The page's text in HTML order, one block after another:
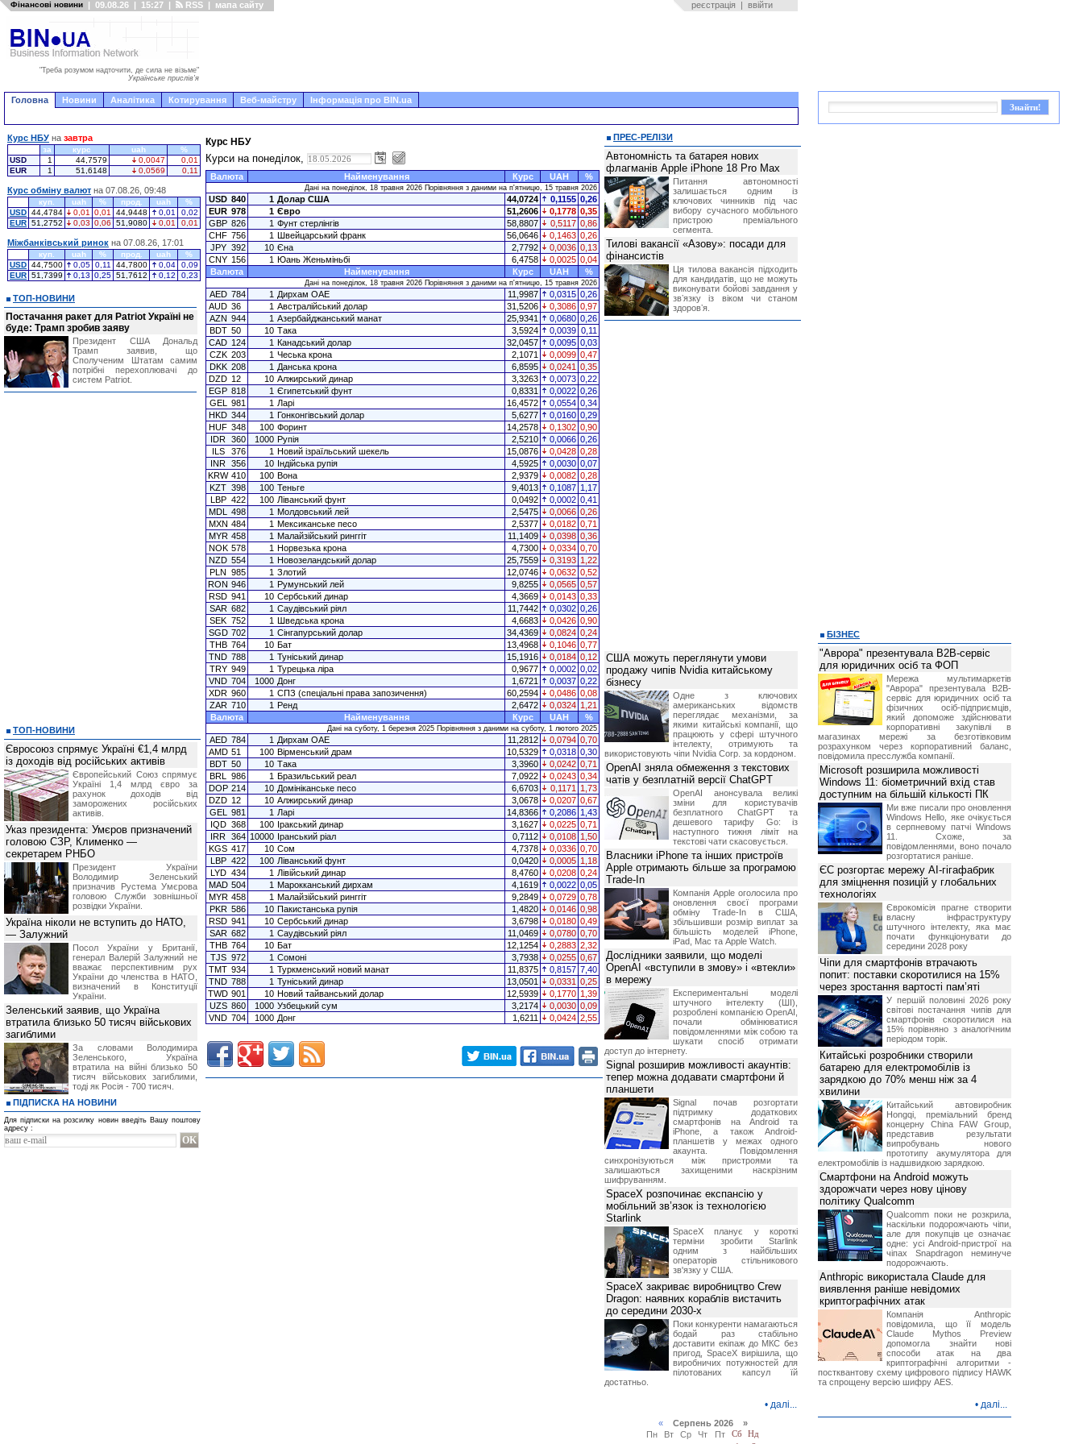
Фінансові новини | 09.08.26 | 15:27 | RSS | мапа сайту реєстрація | ввійти
"Треба розумом надточити, де сила не візьме"
Українське прислів'я
Головна Новини Аналітика Котирування Веб-майстру Інформація про BIN.ua
Курс НБУ
Курси на понеділок,
Валюта Найменування Курс UAH %
Дані на понеділок, 18 травня 2026 Порівняння з даними на п'ятницю, 15 травня 2026
USD 840 1 Долар США 44,0724 0,1155 0,26
EUR 978 1 Євро 51,2606 0,1778 0,35
GBP 826 1 Фунт стерлінгів 58,8807 0,5117 0,86
CHF 756 1 Швейцарський франк 56,0646 0,1463 0,26
JPY 392 10 Єна 2,7792 0,0036 0,13
CNY 156 1 Юань Женьміньбі 6,4758 0,0025 0,04
Валюта
Найменування Курс UAH %
Дані на понеділок, 18 травня 2026 Порівняння з даними на п'ятницю, 15 травня 2026
AED 784 1 Дирхам ОАЕ 11,9987 0,0315 0,26
AUD 36 1 Австралійський долар 31,5206 0,3086 0,97
AZN 944 1 Азербайджанський манат 25,9341 0,0680 0,26
BDT 50 10 Така 3,5924 0,0039 0,11
CAD 124 1 Канадський долар 32,0457 0,0095 0,03
CZK 203 1 Чеська крона 2,1071 0,0099 0,47
DKK 208 1 Данська крона 6,8595 0,0241 0,35
DZD 12 10 Алжирський динар 3,3263 0,0073 0,22
EGP 818 1 Єгипетський фунт 0,8331 0,0022 0,26
GEL
981 1 Ларі 16,4572 0,0554 0,34
HKD 344 1 Гонконгівський долар 5,6277 0,0160 0,29
HUF 348 100 Форинт 14,2578 0,1302 0,90
IDR 360 1000 Рупія 2,5210 0,0066 0,26
ILS
376 1 Новий ізраїльський шекель 15,0876 0,0428 0,28
INR 356 10 Індійська рупія 4,5925 0,0030 0,07
KRW 410 100 Вона 2,9379 0,0082 0,28
KZT 398 100 Теньге 9,4013 0,1087 1,17
LBP 422 100 Ліванський фунт 0,0492 0,0002 0,41
MDL
498 1 Молдовський лей 2,5475 0,0066 0,26
MXN 484 1 Мексиканське песо 2,5377 0,0182 0,71
MYR 458 1 Малайзійський ринггіт 11,1409 0,0398 0,36
NOK 578 1 Норвезька крона 4,7300 0,0334 0,70
NZD 554 1 Новозеландський долар 25,7559 0,3193 1,22
PLN 985 1 Злотий 12,0746 0,0632 0,52
RON 946 1 Румунський лей 9,8255 0,0565 0,57
RSD 941 10 Сербський динар 4,3669 0,0143 0,33
SAR 682 1 Саудівський ріял 11,7442 0,0302 0,26
SEK 752 1 Шведська крона 4,6683 0,0426 0,90
SGD 702 1 Сінгапурський долар 34,4369 0,0824 0,24
THB 764 10 Бат 13,4968 0,1046 0,77
TND 788 1 Туніський динар 15,1916 0,0184 0,12
TRY 949 1 Турецька ліра 0,9677 0,0002 0,02
VND 704 1000 Донг 1,6721 0,0037 0,22
XDR 960 1 СПЗ (спеціальні права запозичення) 60,2594 0,0486 0,08
ZAR 710 1 Ренд 2,6472 0,0324 1,21
Валюта
Найменування Курс UAH %
Дані на суботу, 1 березня 2025 Порівняння з даними на суботу, 1 лютого 2025
AED 784 1 Дирхам ОАЕ 11,2812 0,0794 0,70
AMD 51 100 Вірменський драм 10,5329 0,0318 0,30
BDT 50 10 Така 3,3960 0,0242 0,71
BRL
986 1 Бразильський реал 7,0922 0,0243 0,34
DOP 214 10 Домініканське песо 6,6703 0,1171
1,73
DZD 12 10 Алжирський динар 3,0678 0,0207 0,67
GEL
981 1 Ларі 14,8366 0,2086 1,43
IQD 368 100 Іракський динар 3,1627 0,0225 0,71
IRR 364 10000 Іранський ріал 0,7112 0,0108 1,50
KGS 417 10 Сом 4,7378 0,0336 0,70
LBP 422 100 Ліванський фунт 0,0420 0,0005 1,18
LYD 434 1 Лівійський динар 8,4760 0,0208 0,24
MAD 504 1 Марокканський дирхам 4,1619 0,0022 0,05
MYR 458 1 Малайзійський ринггіт 9,2849 0,0729 0,78
PKR 586 10 Пакистанська рупія 1,4820 0,0146 0,98
RSD 941 10 Сербський динар 3,6798 0,0180 0,49
SAR 682 1 Саудівський ріял 11,0469 0,0780 0,70
THB 764 10 Бат 12,1254 0,2883 2,32
TJS 972 1 Сомоні 3,7938 0,0255 0,67
TMT 934 1 Туркменський новий манат 11,8375 0,8157 7,40
TND 788 1 Туніський динар 13,0501 0,0331 0,25
TWD 901 10 Новий тайванський долар 12,5939 0,1770 1,39
UZS 860 1000 Узбецький сум 3,2174 0,0030 0,09
VND 704 1000 Донг 1,6211 0,0424 2,55
Курс НБУ на завтра
за курс uah
%
USD
1 44,7579 0,0047
0,01
EUR
1 51,6148 0,0569 0,11
Курс обміну валют на 07.08.26, 09:48
куп. uah % прод. uah
%
USD 44,4784 0,01 0,01 44,9448 0,01
0,02
EUR 51,2752 0,03 0,06 51,9080 0,01 0,01
Міжбанківський ринок на 07.08.26, 17:01
куп. uah % прод. uah
%
USD 44,7500 0,05 0,11 44,7800 0,04
0,09
EUR 51,7399 0,13 0,25 51,7612 0,12 0,23
ТОП-НОВИНИ
Постачання ракет для Patriot Україні не
буде: Трамп зробив заяву
Президент США Дональд
Трамп заявив, що
Сполученим Штатам самим
потрібні перехоплювачі до
систем Patriot.
ТОП-НОВИНИ
Євросоюз спрямує Україні €1,4 млрд
із доходів від російських активів
Європейський Союз спрямує
Україні 1,4 млрд євро за
рахунок доходів від
заморожених російських
активів.
Указ президента: Умєров призначений
головою СЗР, Клименко —
секретарем РНБО
Президент України
Володимир Зеленський
призначив Pустема Умєрова
головою Служби зовнішньої
розвідки України.
Україна ніколи не вступить до НАТО,
— Залужний
Посол України у Британії,
генерал Валерій Залужний не
вважає перспективним рух
України до членства в НАТО,
визначений в Конституції
України.
Зеленський заявив, що Україна
втратила близько 50 тисяч військових
загиблими
За словами Володимира
Зеленського, Україна
втратила на війні близько 50
тисяч військових загиблими,
тоді як Росія - 700 тисяч.
ПІДПИСКА НА НОВИНИ
Для підписки на розсилку новин введіть Вашу поштову
адресу :
ПРЕС-РЕЛІЗИ
Автономність та батарея нових
флагманів Apple iPhone 18 Pro Max
Питання автономності
залишається одним із
ключових чинників під час
вибору сучасного мобільного
пристрою преміального
сегмента.
Тилові вакансії «Азову»: посади для
фінансистів
Ця тилова вакансія підходить
для кандидатів, що не можуть
виконувати бойові завдання у
звʼязку із віком чи станом
здоровʼя.
США можуть переглянути умови
продажу чипів Nvidia китайському
бізнесу
Одне з ключових
американських відомств
переглядає механізми, за
якими китайські компанії, що
працюють у сфері штучного
інтелекту, отримують та
використовують чіпи Nvidia Corp. за кордоном.
OpenAI зняла обмеження з текстових
чатів у безплатній версії ChatGPT
OpenAI анонсувала великі
зміни для користувачів
безплатного ChatGPT та
дешевого тарифу Go: із
наступного тижня ліміт на
текстові чати скасовується.
Власники iPhone та інших пристроїв
Apple отримають більше за програмою
Trade-In
Компанія Apple оголосила про
оновлення своєї програми
обміну Trade-In в США,
збільшивши розмір виплат за
більшість моделей iPhone,
iPad, Mac та Apple Watch.
Дослідники заявили, що моделі
OpenAI «вступили в змову» і «втекли»
в мережу
Експериментальні моделі
штучного інтелекту (ШІ),
розроблені компанією OpenAI,
почали обмінюватися
повідомленнями між собою та
шукати спосіб отримати
доступ до інтернету.
Signal розширив можливості акаунтів:
тепер можна додавати смартфони й
планшети
Signal почав розгортати
підтримку додаткових
смартфонів на Android та
iPhone, а також Android-
планшетів у межах одного
акаунта. Повідомлення
синхронізуються між пристроями та
залишаються захищеними наскрізним
шифруванням.
SpaceX розпочинає експансію у
мобільний зв’язок із технологією
Starlink
SpaceX планує у короткі
терміни зробити Starlink
одним з найбільших
операторів стільникового
зв'язку у США.
SpaceX закриває виробництво Crew
Dragon: наявних кораблів вистачить
до середини 2030-х
Поки конкуренти намагаються
бодай раз стабільно
доставити екіпаж до МКС без
пригод, SpaceX вирішила, що
виробничих потужностей для
пілотованих капсул їй
достатньо.
• далі...
«Серпень 2026 »
Пн
Вт Ср Чт Пт Сб
Нд
БІЗНЕС
"Аврора" презентувала B2B-сервіс
для юридичних осіб та ФОП
Мережа мультимаркетів
"Аврора" презентувала B2B-
сервіс для юридичних осіб та
фізичних осіб-підприємців,
який допоможе здійснювати
корпоративні закупівлі в
магазинах мережі за безготівковим
розрахунком через корпоративний баланс,
повідомила пресслужба компанії.
Microsoft розширила можливості
Windows 11: біометричний вхід став
доступним на більшій кількості ПК
Ми вже писали про оновлення
Windows Hello, яке очікується
в серпневому патчі Windows
11. Схоже, за
повідомленнями, воно почало
розгортатися раніше.
ЄС розгортає мережу AI-гігафабрик
для зміцнення позицій у глобальних
технологіях
Єврокомісія прагне створити
власну інфраструктуру
штучного інтелекту, яка має
почати функціонувати до
середини 2028 року
Чіпи для смартфонів втрачають
попит: поставки скоротилися на 15%
через зростання вартості пам’яті
У першій половині 2026 року
світові постачання чипів для
смартфонів скоротилися на
15% порівняно з аналогічним
періодом торік.
Китайські розробники створили
батарею для електромобілів із
зарядкою до 70% менш ніж за 4
хвилини
Китайський автовиробник
Hongqi, преміальний бренд
концерну China FAW Group,
представив результати
випробувань нового
прототипу акумулятора для
електромобілів із надшвидкою зарядкою.
Смартфони на Android можуть
здорожчати через нову цінову
політику Qualcomm
Qualcomm поки не розкрила,
наскільки подорожчають чіпи,
але для покупців це означає
одне: усі Android-пристрої на
чіпах Snapdragon неминуче
подорожчають.
Anthropic використала Claude для
виявлення раніше невідомих
криптографічних атак
Компанія Anthropic
повідомила, що її модель
Claude Mythos Preview
допомогла знайти нові
способи атак на два
криптографічні алгоритми -
постквантову схему цифрового підпису HAWK
та спрощену версію шифру AES.
• далі...